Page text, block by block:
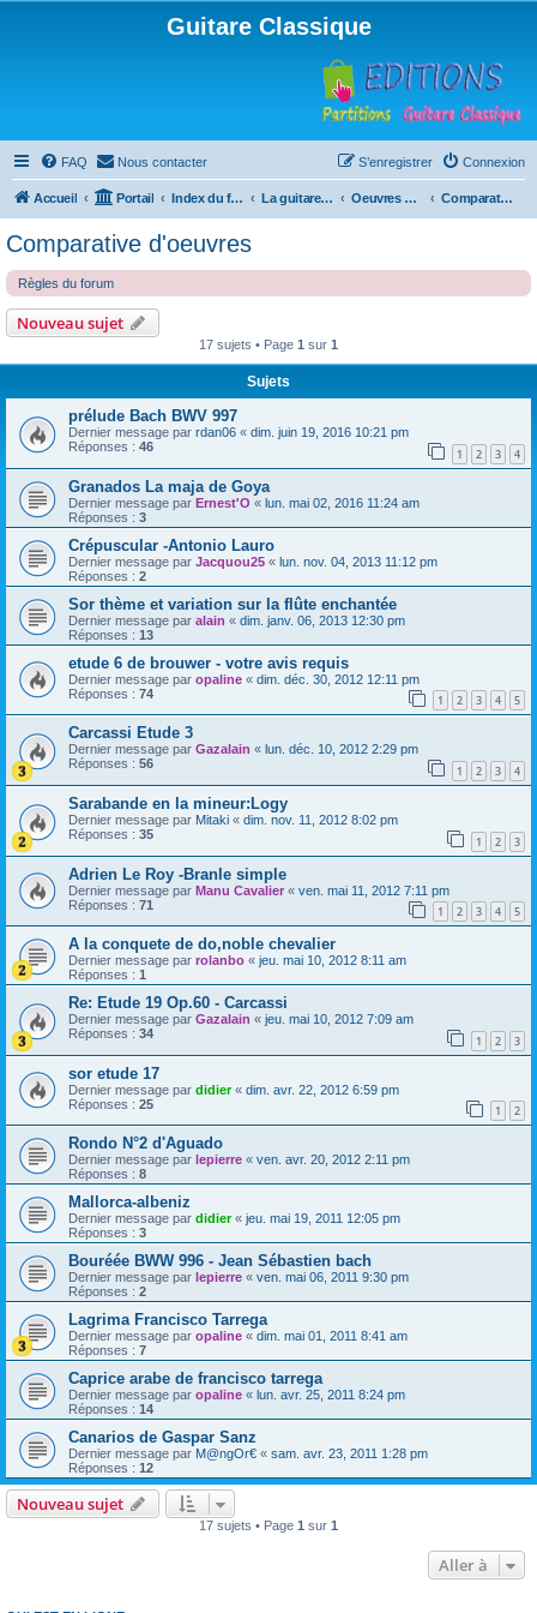
Guitare Classique
FAQ Nous contacter Connexion
S’enregistrer
Accueil Portail Index du forum La guitare : instrument, cours et théorie Oeuvres à la loupe Comparative d'oeuvres
Comparative d'oeuvres
Règles du forum
Nouveau sujet
17 sujets • Page 1 sur 1
Sujets
prélude Bach BWV 997
Dernier message par rdan06 « dim. juin 19, 2016 10:21 pm
Réponses : 46 1 2 3 4
Granados La maja de Goya
Dernier message par Ernest'O « lun. mai 02, 2016 11:24 am
Réponses : 3
Crépuscular -Antonio Lauro
Dernier message par Jacquou25 « lun. nov. 04, 2013 11:12 pm
Réponses : 2
Sor thème et variation sur la flûte enchantée
Dernier message par alain « dim. janv. 06, 2013 12:30 pm
Réponses : 13
etude 6 de brouwer - votre avis requis
Dernier message par opaline « dim. déc. 30, 2012 12:11 pm
Réponses : 74 1 2 3 4 5
Carcassi Etude 3
Dernier message par Gazalain « lun. déc. 10, 2012 2:29 pm
Réponses : 56 1 2 3 4
Sarabande en la mineur:Logy
Dernier message par Mitaki « dim. nov. 11, 2012 8:02 pm
Réponses : 35 1 2 3
Adrien Le Roy -Branle simple
Dernier message par Manu Cavalier « ven. mai 11, 2012 7:11 pm
Réponses : 71 1 2 3 4 5
A la conquete de do,noble chevalier
Dernier message par rolanbo « jeu. mai 10, 2012 8:11 am
Réponses : 1
Re: Etude 19 Op.60 - Carcassi
Dernier message par Gazalain « jeu. mai 10, 2012 7:09 am
Réponses : 34 1 2 3
sor etude 17
Dernier message par didier« dim. avr. 22, 2012 6:59 pm
Réponses : 25 1 2
Rondo N°2 d'Aguado
Dernier message par lepierre « ven. avr. 20, 2012 2:11 pm
Réponses : 8
Mallorca-albeniz
Dernier message par didier« jeu. mai 19, 2011 12:05 pm
Réponses : 3
Bouréée BWW 996 - Jean Sébastien bach
Dernier message par lepierre « ven. mai 06, 2011 9:30 pm
Réponses : 2
Lagrima Francisco Tarrega
Dernier message par opaline « dim. mai 01, 2011 8:41 am
Réponses : 7
Caprice arabe de francisco tarrega
Dernier message par opaline « lun. avr. 25, 2011 8:24 pm
Réponses : 14
Canarios de Gaspar Sanz
Dernier message par M@ngOr€ « sam. avr. 23, 2011 1:28 pm
Réponses : 12
Nouveau sujet
17 sujets • Page 1 sur 1
Aller à